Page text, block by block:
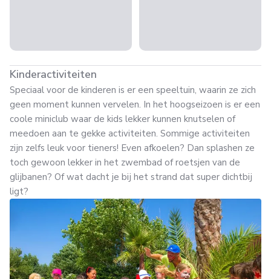
Kinderactiviteiten
Speciaal voor de kinderen is er een speeltuin, waarin ze zich
geen moment kunnen vervelen. In het hoogseizoen is er een
coole miniclub waar de kids lekker kunnen knutselen of
meedoen aan te gekke activiteiten. Sommige activiteiten
zijn zelfs leuk voor tieners! Even afkoelen? Dan splashen ze
toch gewoon lekker in het zwembad of roetsjen van de
glijbanen? Of wat dacht je bij het strand dat super dichtbij
ligt?